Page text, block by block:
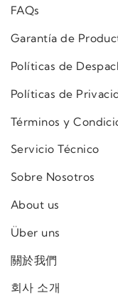
FAQs
Garantía de
Políticas de
Políticas de
Términos y
Servicio Técnico
Sobre Nosotros
About us
Über uns
關於我們
회사 소개